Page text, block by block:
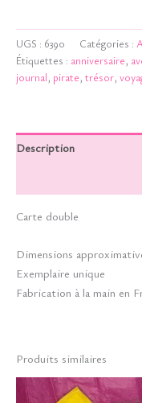
Beautiful
day
UGS : 6390 Catégories :
Étiquettes : anniversaire,
journal, pirate, trésor,
Description
Carte double
Dimensions
Exemplaire unique
Fabrication à la main en
Produits similaires